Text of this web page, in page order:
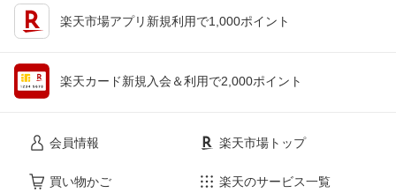
楽天市場アプリ新規利用で1,000ポイント
楽天カード新規入会＆利用で2,000ポイント
会員情報
買い物かご
楽天市場トップ
楽天のサービス一覧